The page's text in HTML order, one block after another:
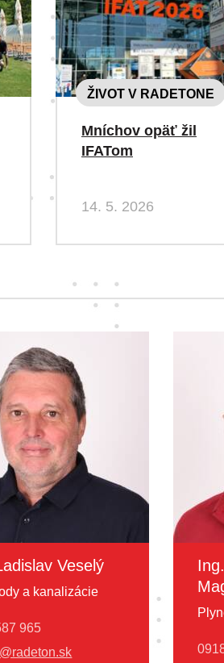
ŽIVOT V RADETONE
Mníchov opäť žil
IFATom
14. 5. 2026
Veselý
a kanalizácie
965